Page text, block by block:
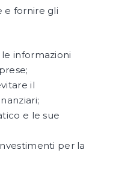
e fornire gli
informazioni
il
e le sue
per la